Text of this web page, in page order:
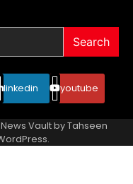
Search
linkedin youtube
Vault byTahseen
.